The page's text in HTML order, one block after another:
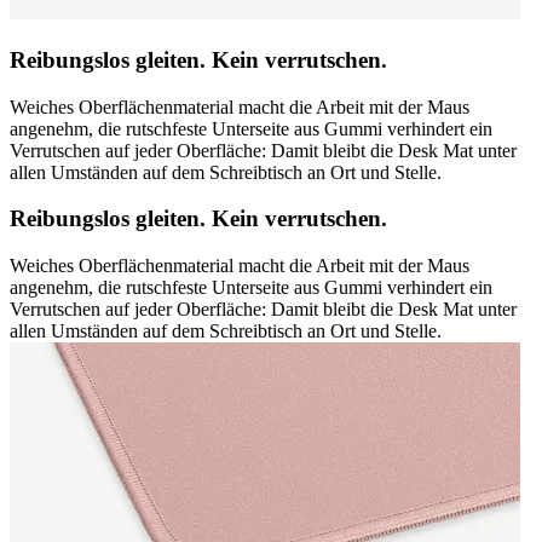
Reibungslos gleiten. Kein verrutschen.
Weiches Oberflächenmaterial macht die Arbeit mit der Maus
angenehm, die rutschfeste Unterseite aus Gummi verhindert ein
Verrutschen auf jeder Oberfläche: Damit bleibt die Desk Mat unter
allen Umständen auf dem Schreibtisch an Ort und Stelle.
Reibungslos gleiten. Kein verrutschen.
Weiches Oberflächenmaterial macht die Arbeit mit der Maus
angenehm, die rutschfeste Unterseite aus Gummi verhindert ein
Verrutschen auf jeder Oberfläche: Damit bleibt die Desk Mat unter
allen Umständen auf dem Schreibtisch an Ort und Stelle.